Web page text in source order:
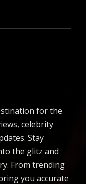
for the
celebrity
Stay
the glitz and
From trending
you accurate